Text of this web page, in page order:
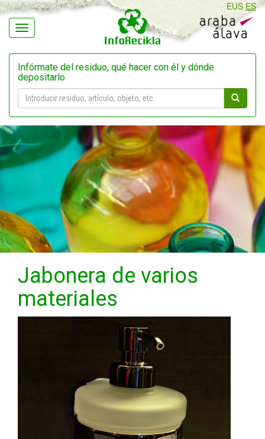
Navegación
EUS ES
Infórmate del residuo, qué hacer con él y dónde
depositarlo
Jabonera de varios
materiales